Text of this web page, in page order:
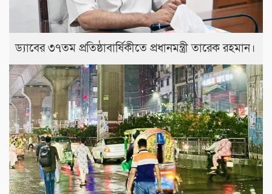
ড্যাবের ৩৭তম প্রতিষ্ঠাবার্ষিকীতে প্রধানমন্ত্রী তারেক রহমান।